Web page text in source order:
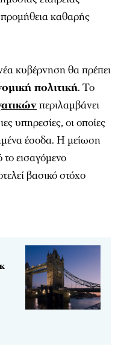
καθαρής
κυβέρνηση θα πρέπει
πολιτική. Το
περιλαμβάνει
υπηρεσίες, οι οποίες
έσοδα. Η μείωση
εισαγόμενο
βασικό στόχο